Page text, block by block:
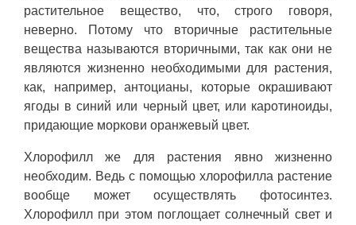
растительное вещество, что, строго говоря,
неверно. Потому что вторичные растительные
вещества называются вторичными, так как они не
являются жизненно необходимыми для растения,
как, например, антоцианы, которые окрашивают
ягоды в синий или черный цвет, или каротиноиды,
придающие моркови оранжевый цвет.
Хлорофилл же для растения явно жизненно
необходим. Ведь с помощью хлорофилла растение
вообще может осуществлять фотосинтез.
Хлорофилл при этом поглощает солнечный свет и